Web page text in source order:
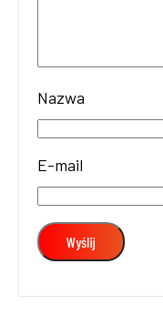
Nazwa
E-mail